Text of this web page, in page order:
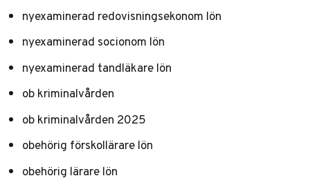
nyexaminerad redovisningsekonom lön
nyexaminerad socionom lön
nyexaminerad tandläkare lön
ob kriminalvården
ob kriminalvården 2025
obehörig förskollärare lön
obehörig lärare lön